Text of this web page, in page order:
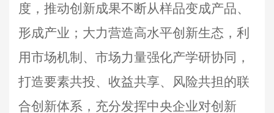
度，推动创新成果不断从样品变成产品、
形成产业；大力营造高水平创新生态，利
用市场机制、市场力量强化产学研协同，
打造要素共投、收益共享、风险共担的联
合创新体系，充分发挥中央企业对创新